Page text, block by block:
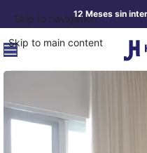
Skip to navigation
Skip to main content
12 Meses sin